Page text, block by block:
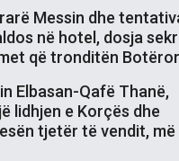
Messin dhe
në hotel, dosja
që tronditën
Elbasan-Qafë Thanë,
lidhjen e Korçës dhe
tjetër të vendit, më